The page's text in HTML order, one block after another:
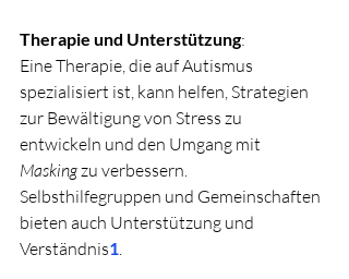
Therapie und Unterstützung:
Eine Therapie, die auf Autismus
spezialisiert ist, kann helfen, Strategien
zur Bewältigung von Stress zu
entwickeln und den Umgang mit
Masking zu verbessern.
Selbsthilfegruppen und Gemeinschaften
bieten auch Unterstützung und
Verständnis1.